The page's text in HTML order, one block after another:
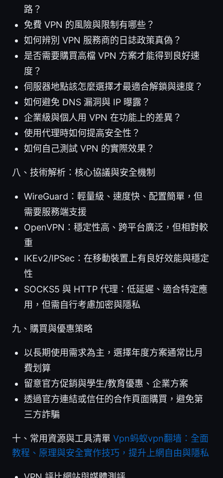
路？
免費 VPN 的風險與限制有哪些？
如何辨別 VPN 服務商的日誌政策真偽？
是否需要購買高檔 VPN 方案才能得到良好速
度？
伺服器地點該怎麼選擇才最適合解鎖與速度？
如何避免 DNS 漏洞與 IP 曝露？
企業級與個人用 VPN 在功能上的差異？
使用代理時如何提高安全性？
如何自己測試 VPN 的實際效果？
八、技術解析：核心協議與安全機制
WireGuard：輕量級、速度快、配置簡單，但
需要服務端支援
OpenVPN：穩定性高、跨平台廣泛，但相對較
重
IKEv2/IPSec：在移動裝置上有良好效能與穩定
性
SOCKS5 與 HTTP 代理：低延遲、適合特定應
用，但需自行考慮加密與隱私
九、購買與優惠策略
以長期使用需求為主，選擇年度方案通常比月
費划算
留意官方促銷與學生/教育優惠、企業方案
透過官方連結或信任的合作頁面購買，避免第
三方詐騙
十、常用資源與工具清單 Vpn蚂蚁vpn翻墙：全面
教程、原理與安全實作技巧，提升上網自由與隱私